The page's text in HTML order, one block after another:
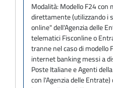
Modalità: Modello F24
direttamente (utilizzando i
online" dell'Agenzia delle
telematici Fisconline o
tranne nel caso di modello
internet banking messi a
Poste Italiane e Agenti
con l'Agenzia delle